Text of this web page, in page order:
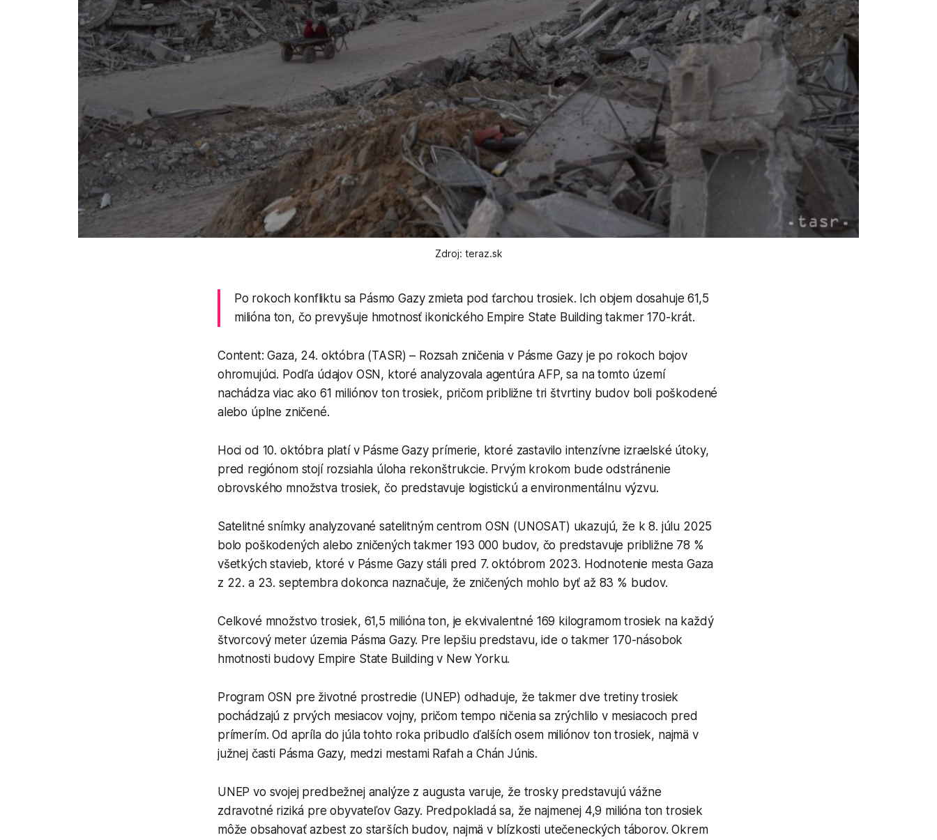
Zdroj: teraz.sk
Po rokoch konfliktu sa Pásmo Gazy zmieta pod ťarchou trosiek. Ich objem dosahuje 61,5
milióna ton, čo prevyšuje hmotnosť ikonického Empire State Building takmer 170-krát.
Content: Gaza, 24. októbra (TASR) – Rozsah zničenia v Pásme Gazy je po rokoch bojov
ohromujúci. Podľa údajov OSN, ktoré analyzovala agentúra AFP, sa na tomto území
nachádza viac ako 61 miliónov ton trosiek, pričom približne tri štvrtiny budov boli poškodené
alebo úplne zničené.
Hoci od 10. októbra platí v Pásme Gazy prímerie, ktoré zastavilo intenzívne izraelské útoky,
pred regiónom stojí rozsiahla úloha rekonštrukcie. Prvým krokom bude odstránenie
obrovského množstva trosiek, čo predstavuje logistickú a environmentálnu výzvu.
Satelitné snímky analyzované satelitným centrom OSN (UNOSAT) ukazujú, že k 8. júlu 2025
bolo poškodených alebo zničených takmer 193 000 budov, čo predstavuje približne 78 %
všetkých stavieb, ktoré v Pásme Gazy stáli pred 7. októbrom 2023. Hodnotenie mesta Gaza
z 22. a 23. septembra dokonca naznačuje, že zničených mohlo byť až 83 % budov.
Celkové množstvo trosiek, 61,5 milióna ton, je ekvivalentné 169 kilogramom trosiek na každý
štvorcový meter územia Pásma Gazy. Pre lepšiu predstavu, ide o takmer 170-násobok
hmotnosti budovy Empire State Building v New Yorku.
Program OSN pre životné prostredie (UNEP) odhaduje, že takmer dve tretiny trosiek
pochádzajú z prvých mesiacov vojny, pričom tempo ničenia sa zrýchlilo v mesiacoch pred
prímerím. Od apríla do júla tohto roka pribudlo ďalších osem miliónov ton trosiek, najmä v
južnej časti Pásma Gazy, medzi mestami Rafah a Chán Júnis.
UNEP vo svojej predbežnej analýze z augusta varuje, že trosky predstavujú vážne
zdravotné riziká pre obyvateľov Gazy. Predpokladá sa, že najmenej 4,9 milióna ton trosiek
môže obsahovať azbest zo starších budov, najmä v blízkosti utečeneckých táborov. Okrem